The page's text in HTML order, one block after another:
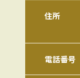
住所
電話番号